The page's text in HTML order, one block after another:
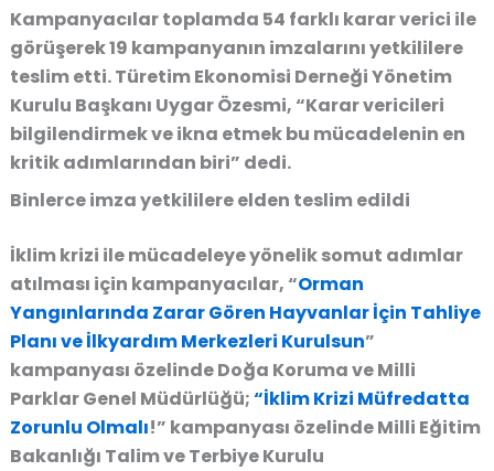
Kampanyacılar toplamda 54 farklı karar verici ile
görüşerek 19 kampanyanın imzalarını yetkililere
teslim etti. Türetim Ekonomisi Derneği Yönetim
Kurulu Başkanı Uygar Özesmi, “Karar vericileri
bilgilendirmek ve ikna etmek bu mücadelenin en
kritik adımlarından biri” dedi.
Binlerce imza yetkililere elden teslim edildi
İklim krizi ile mücadeleye yönelik somut adımlar
atılması için kampanyacılar, “Orman
Yangınlarında Zarar Gören Hayvanlar İçin Tahliye
Planı ve İlkyardım Merkezleri Kurulsun”
kampanyası özelinde Doğa Koruma ve Milli
Parklar Genel Müdürlüğü;“İklim Krizi Müfredatta
Zorunlu Olmalı!” kampanyası özelinde Milli Eğitim
Bakanlığı Talim ve Terbiye Kurulu